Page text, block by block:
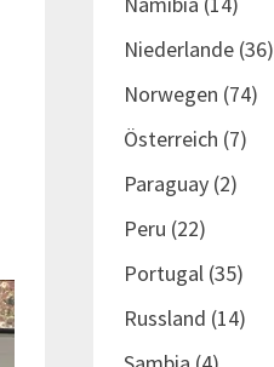
Niederlande(36)
Norwegen (74)
Österreich (7)
Paraguay(2)
Peru (22)
Portugal(35)
Russland (14)